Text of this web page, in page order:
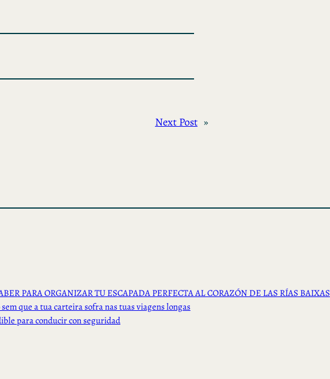
Next Post »
PARA ORGANIZAR TU ESCAPADA PERFECTA AL CORAZÓN DE LAS RÍAS BAIXAS
que a tua carteira sofra nas tuas viagens longas
para conducir con seguridad